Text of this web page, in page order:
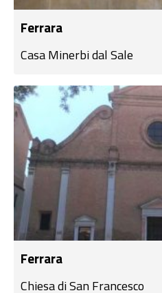
Ferrara
Casa Minerbi dal Sale
Ferrara
Chiesa di San Francesco